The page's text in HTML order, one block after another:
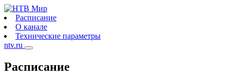
Расписание
О канале
Технические параметры
ntv.ru
Расписание